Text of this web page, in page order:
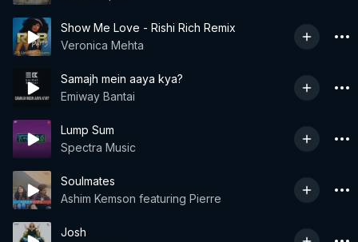
Show Me Love - Rishi Rich Remix
Veronica Mehta
Samajh mein aaya kya?
Emiway Bantai
Lump Sum
Spectra Music
Soulmates
Ashim Kemson featuring Pierre
Josh